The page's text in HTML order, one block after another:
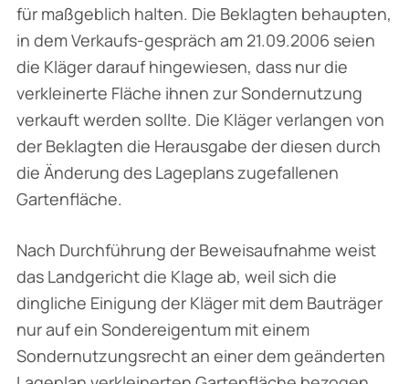
für maßgeblich halten. Die Beklagten behaupten,
in dem Verkaufs-gespräch am 21.09.2006 seien
die Kläger darauf hingewiesen, dass nur die
verkleinerte Fläche ihnen zur Sondernutzung
verkauft werden sollte. Die Kläger verlangen von
der Beklagten die Herausgabe der diesen durch
die Änderung des Lageplans zugefallenen
Gartenfläche.
Nach Durchführung der Beweisaufnahme weist
das Landgericht die Klage ab, weil sich die
dingliche Einigung der Kläger mit dem Bauträger
nur auf ein Sondereigentum mit einem
Sondernutzungsrecht an einer dem geänderten